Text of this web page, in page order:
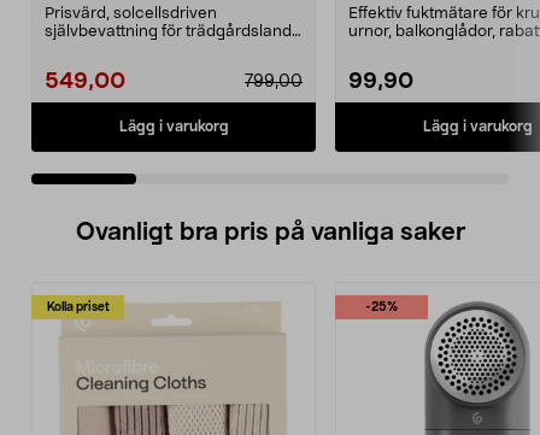
Prisvärd, solcellsdriven
självbevattning för trädgårdsland,
549,00 799,00
Lägg i varukorg
Effektiv fuktmätare för
urnor, balkonglådor,
99,90
Lägg i varukorg
Ovanligt bra pris på vanliga saker
Kolla priset -25%